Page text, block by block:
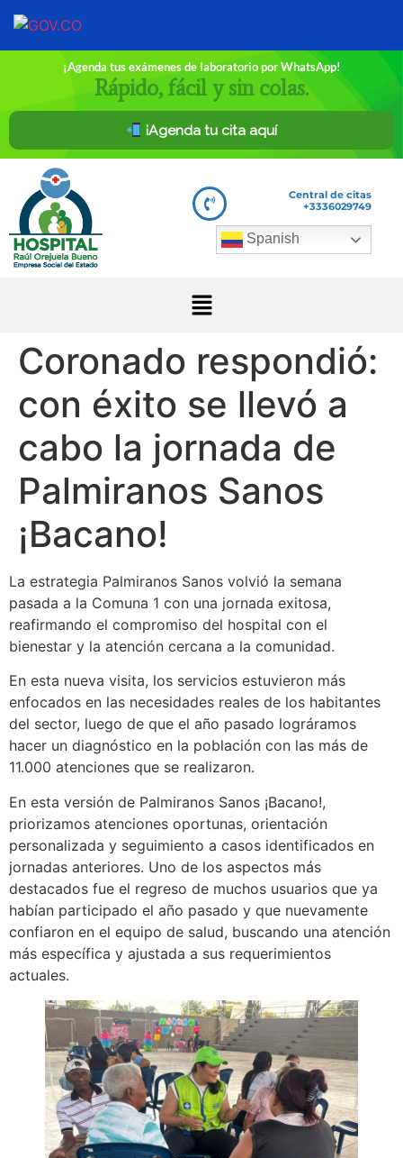
¡Agenda tus exámenes de laboratorio por WhatsApp!
Rápido, fácil y sin colas.
¡Agenda tu cita aquí
Central de citas
+3336029749
Spanish
Coronado respondió:
con éxito se llevó a
cabo la jornada de
Palmiranos Sanos
¡Bacano!
La estrategia Palmiranos Sanos volvió la semana
pasada a la Comuna 1 con una jornada exitosa,
reafirmando el compromiso del hospital con el
bienestar y la atención cercana a la comunidad.
En esta nueva visita, los servicios estuvieron más
enfocados en las necesidades reales de los habitantes
del sector, luego de que el año pasado lográramos
hacer un diagnóstico en la población con las más de
11.000 atenciones que se realizaron.
En esta versión de Palmiranos Sanos ¡Bacano!,
priorizamos atenciones oportunas, orientación
personalizada y seguimiento a casos identificados en
jornadas anteriores. Uno de los aspectos más
destacados fue el regreso de muchos usuarios que ya
habían participado el año pasado y que nuevamente
confiaron en el equipo de salud, buscando una atención
más específica y ajustada a sus requerimientos
actuales.